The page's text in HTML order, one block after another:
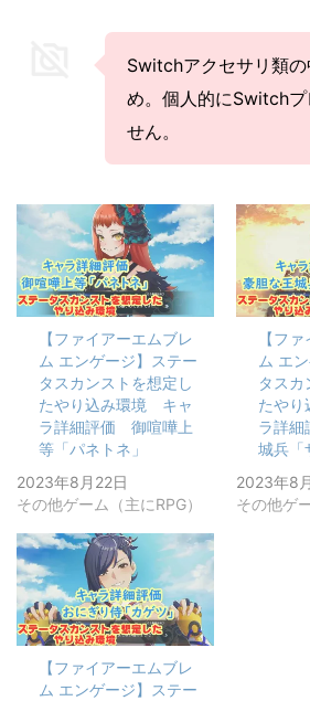
Switchアクセサリ類
め。個人的にSwitchプ
せん。
【ファイアーエムブレ
ム エンゲージ】ステー
タスカンストを想定し
たやり込み環境 キャ
ラ詳細評価 御喧嘩上
等「パネトネ」
2023年8月22日
その他ゲーム（主にRPG）
【フ
ム エ
タスカ
たや
ラ詳
城兵「
2023年8
その他ゲ
【ファイアーエムブレ
ム エンゲージ】ステー